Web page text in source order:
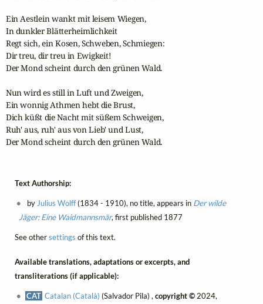
Ein Aestlein wankt mit leisem Wiegen,
In dunkler Blätterheimlichkeit
Regt sich, ein Kosen, Schweben, Schmiegen:
Dir treu, dir treu in Ewigkeit!
Der Mond scheint durch den grünen Wald.
Nun wird es still in Luft und Zweigen,
Ein wonnig Athmen hebt die Brust,
Dich küßt die Nacht mit süßem Schweigen,
Ruh' aus, ruh' aus von Lieb' und Lust,
Der Mond scheint durch den grünen Wald.
Text Authorship:
by Julius Wolff(1834 - 1910), no title, appears in Der wilde
Jäger: Eine Waidmannsmär, first published 1877
See othersettings of this text.
Available translations, adaptations or excerpts, and
transliterations (if applicable):
CAT Catalan (Català) (Salvador Pila) ,copyright ©2024,